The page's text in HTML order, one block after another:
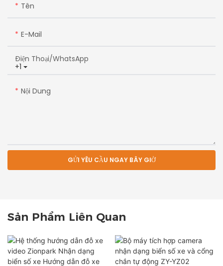
Tên
E-Mail
+1
Điện Thoại/whatsApp
Nội Dung
GỬI YÊU CẦU NGAY BÂY GIỜ
Sản Phẩm Liên Quan